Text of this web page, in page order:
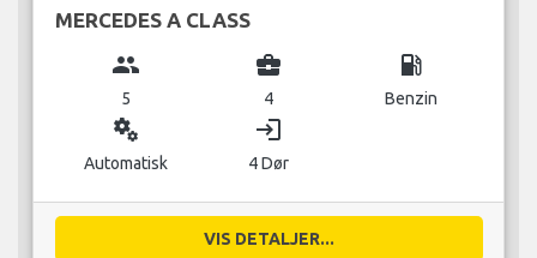
MERCEDES A CLASS
group
5
business_center
4
local_gas_station
Benzin
miscellaneous_services
Automatisk
login
4 Dør
VIS DETALJER...